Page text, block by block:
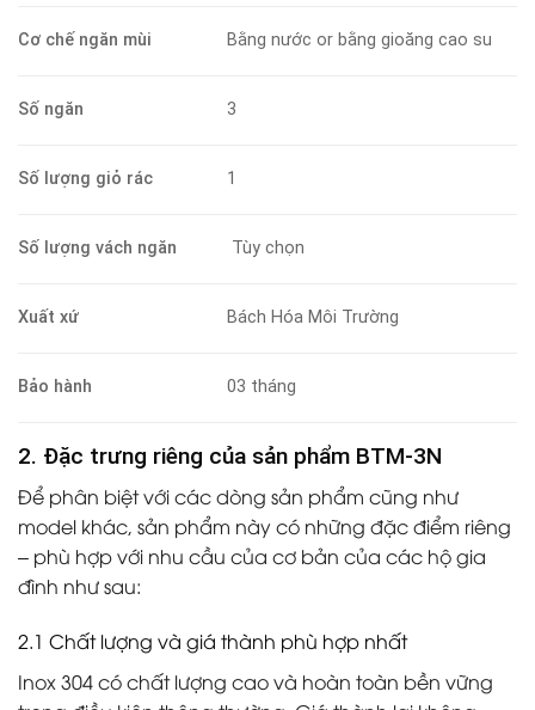
Cơ chế ngăn mùi Bằng nước or bằng gioăng cao su
Số ngăn 3
Số lượng giỏ rác 1
Số lượng vách ngăn Tùy chọn
Xuất xứ Bách Hóa Môi Trường
Bảo hành 03 tháng
2. Đặc trưng riêng của sản phẩm BTM-3N
Để phân biệt với các dòng sản phẩm cũng như
model khác, sản phẩm này có những đặc điểm riêng
– phù hợp với nhu cầu của cơ bản của các hộ gia
đình như sau:
2.1 Chất lượng và giá thành phù hợp nhất
Inox 304 có chất lượng cao và hoàn toàn bền vững